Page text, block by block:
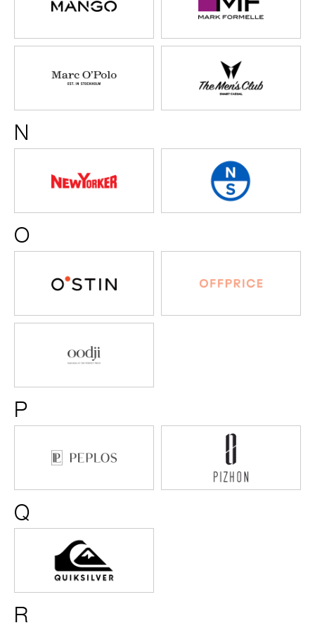
этажи)
Formelle
Marс
O’Polo
Men’s
Club
N
NEW
YORKER
NORTH
SAILS
O
Oodji
P
Pizhon
Q
Quiksilver
R